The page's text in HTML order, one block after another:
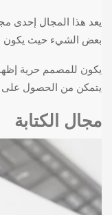
يعد هذا المجال إحدى
بعض الشيء حيث يكون
يكون للمصمم حرية
يتمكن من الحصول على
مجال الكتابة